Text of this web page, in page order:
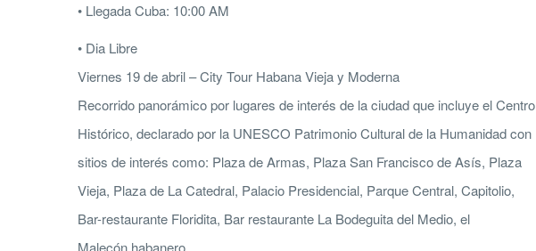
• Llegada Cuba: 10:00 AM
• Dia Libre
Viernes 19 de abril – City Tour Habana Vieja y Moderna
Recorrido panorámico por lugares de interés de la ciudad que incluye el Centro
Histórico, declarado por la UNESCO Patrimonio Cultural de la Humanidad con
sitios de interés como: Plaza de Armas, Plaza San Francisco de Asís, Plaza
Vieja, Plaza de La Catedral, Palacio Presidencial, Parque Central, Capitolio,
Bar-restaurante Floridita, Bar restaurante La Bodeguita del Medio, el
Malecón habanero.